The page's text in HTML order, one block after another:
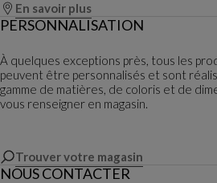
En savoir plus
PERSONNALISATION
À quelques exceptions près, tous les
peuvent être personnalisés et sont
gamme de matières, de coloris et de
vous renseigner en magasin.
Trouver votre magasin
NOUS CONTACTER